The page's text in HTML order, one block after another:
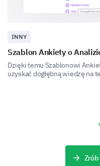
Customer Services
Please provide any
suggestions for
INNY
Szablon Ankiety o
Dzięki temu Szablonowi
uzyskać dogłębną wiedzę na